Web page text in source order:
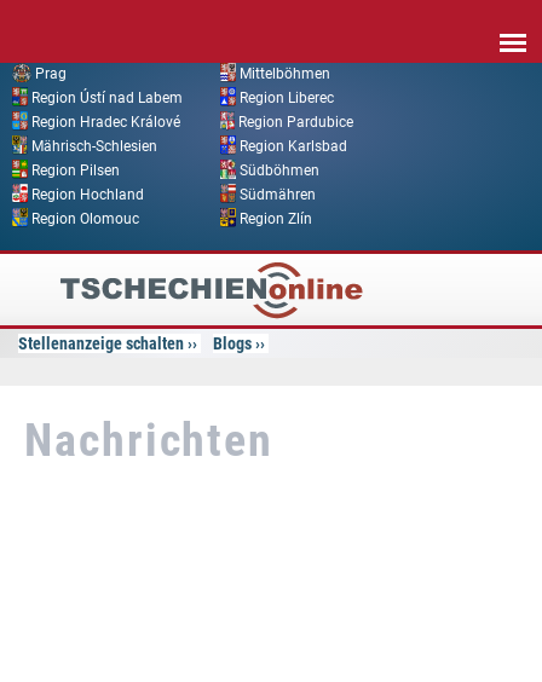
Prag
Mittelböhmen
Region Ústí nad Labem
Region Liberec
Region Hradec Králové
Region Pardubice
Mährisch-Schlesien
Region Karlsbad
Region Pilsen
Südböhmen
Region Hochland
Südmähren
Region Olomouc
Region Zlín
Tschechien
Online
Stellenanzeige schalten Blogs
Nachrichten